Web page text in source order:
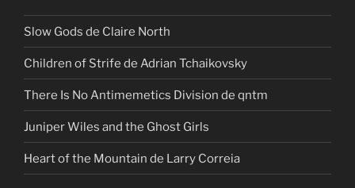
Slow Gods de Claire North
Children of Strife de Adrian Tchaikovsky
There Is No Antimemetics Division de qntm
Juniper Wiles and the Ghost Girls
Heart of the Mountain de Larry Correia